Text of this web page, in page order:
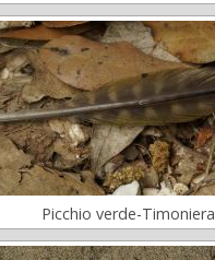
Picchio verde-Timoniera